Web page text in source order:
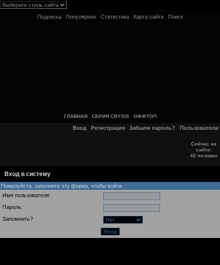
Подписка Популярное Статистика Карта сайта Поиск
ГЛАВНАЯ СЕРИЯ CRYSIS ОФФТОП
Вход Регистрация Забыли пароль? Пользователи
Сейчас на
сайте:
42 человек
Вход в систему
Пожалуйста, заполните эту форму, чтобы войти
Имя пользователя:
Пароль:
Запомнить?